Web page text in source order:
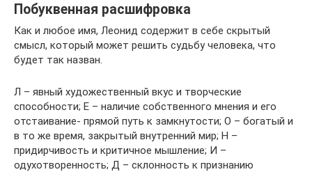
Побуквенная расшифровка
Как и любое имя, Леонид содержит в себе скрытый
смысл, который может решить судьбу человека, что
будет так назван.
Л – явный художественный вкус и творческие
способности; Е – наличие собственного мнения и его
отстаивание- прямой путь к замкнутости; О – богатый и
в то же время, закрытый внутренний мир; Н –
придирчивость и критичное мышление; И –
одухотворенность; Д – склонность к признанию